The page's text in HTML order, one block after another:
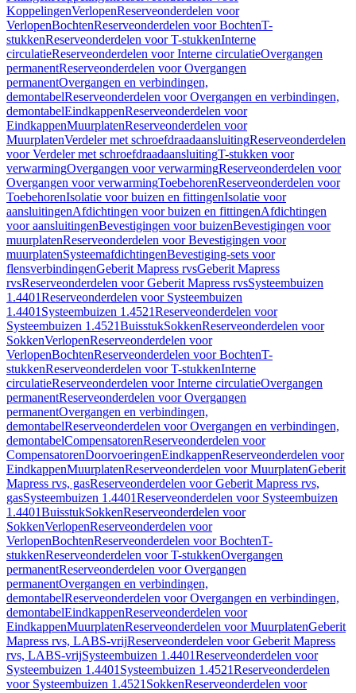
KoppelingenVerlopenReserveonderdelen voor
VerlopenBochtenReserveonderdelen voor BochtenT-
stukkenReserveonderdelen voor T-stukkenInterne
circulatieReserveonderdelen voor Interne circulatieOvergangen
permanentReserveonderdelen voor Overgangen
permanentOvergangen en verbindingen,
demontabelReserveonderdelen voor Overgangen en verbindingen,
demontabelEindkappenReserveonderdelen voor
EindkappenMuurplatenReserveonderdelen voor
MuurplatenVerdeler met schroefdraadaansluitingReserveonderdelen
voor Verdeler met schroefdraadaansluitingT-stukken voor
verwarmingOvergangen voor verwarmingReserveonderdelen voor
Overgangen voor verwarmingToebehorenReserveonderdelen voor
ToebehorenIsolatie voor buizen en fittingenIsolatie voor
aansluitingenAfdichtingen voor buizen en fittingenAfdichtingen
voor aansluitingenBevestigingen voor buizenBevestigingen voor
muurplatenReserveonderdelen voor Bevestigingen voor
muurplatenSysteemafdichtingenBevestiging-sets voor
flensverbindingenGeberit Mapress rvsGeberit Mapress
rvsReserveonderdelen voor Geberit Mapress rvsSysteembuizen
1.4401Reserveonderdelen voor Systeembuizen
1.4401 Systeembuizen 1.4521Reserveonderdelen voor
Systeembuizen 1.4521BuisstukSokkenReserveonderdelen voor
SokkenVerlopenReserveonderdelen voor
VerlopenBochtenReserveonderdelen voor BochtenT-
stukkenReserveonderdelen voor T-stukkenInterne
circulatieReserveonderdelen voor Interne circulatieOvergangen
permanentReserveonderdelen voor Overgangen
permanentOvergangen en verbindingen,
demontabelReserveonderdelen voor Overgangen en verbindingen,
demontabelCompensatorenReserveonderdelen voor
CompensatorenDoorvoeringenEindkappenReserveonderdelen voor
EindkappenMuurplatenReserveonderdelen voor MuurplatenGeberit
Mapress rvs, gasReserveonderdelen voor Geberit Mapress rvs,
gasSysteembuizen 1.4401Reserveonderdelen voor Systeembuizen
1.4401BuisstukSokkenReserveonderdelen voor
SokkenVerlopenReserveonderdelen voor
VerlopenBochtenReserveonderdelen voor BochtenT-
stukkenReserveonderdelen voor T-stukkenOvergangen
permanentReserveonderdelen voor Overgangen
permanentOvergangen en verbindingen,
demontabelReserveonderdelen voor Overgangen en verbindingen,
demontabelEindkappenReserveonderdelen voor
EindkappenMuurplatenReserveonderdelen voor MuurplatenGeberit
Mapress rvs, LABS-vrijReserveonderdelen voor Geberit Mapress
rvs, LABS-vrijSysteembuizen 1.4401Reserveonderdelen voor
Systeembuizen 1.4401 Systeembuizen 1.4521Reserveonderdelen
voor Systeembuizen 1.4521 SokkenReserveonderdelen voor